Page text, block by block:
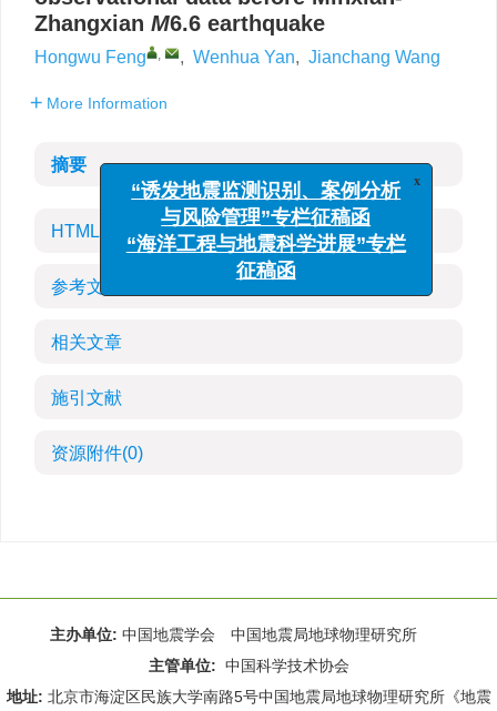
Zhangxian M6.6 earthquake
Hongwu Feng , , Wenhua Yan, Jianchang Wang
More Information
摘要
HTML全文
参考文献
相关文章
施引文献
资源附件(0)
主办单位: 中国地震学会 中国地震局地球物理研究所
主管单位: 中国科学技术协会
地址: 北京市海淀区民族大学南路5号中国地震局地球物理研究所《地震
“诱发地震监测识别、案例分析
与风险管理”专栏征稿函
“海洋工程与地震科学进展”专栏
征稿函